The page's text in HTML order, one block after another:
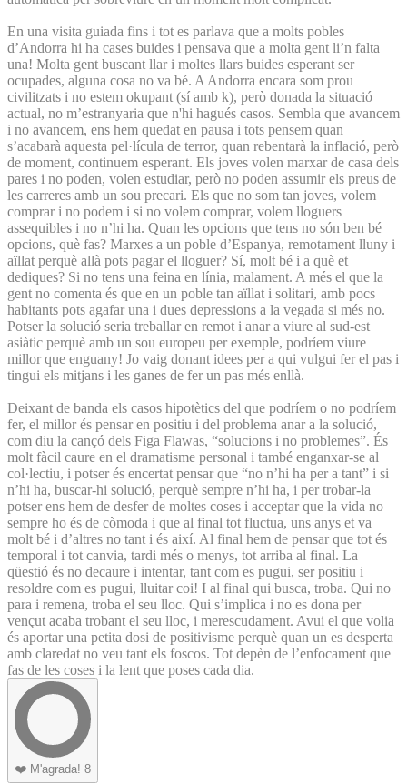
En una visita guiada fins i tot es parlava que a molts pobles
d’Andorra hi ha cases buides i pensava que a molta gent li’n falta
una! Molta gent buscant llar i moltes llars buides esperant ser
ocupades, alguna cosa no va bé. A Andorra encara som prou
civilitzats i no estem okupant (sí amb k), però donada la situació
actual, no m’estranyaria que n'hi hagués casos. Sembla que avancem
i no avancem, ens hem quedat en pausa i tots pensem quan
s’acabarà aquesta pel·lícula de terror, quan rebentarà la inflació, però
de moment, continuem esperant. Els joves volen marxar de casa dels
pares i no poden, volen estudiar, però no poden assumir els preus de
les carreres amb un sou precari. Els que no som tan joves, volem
comprar i no podem i si no volem comprar, volem lloguers
assequibles i no n’hi ha. Quan les opcions que tens no són ben bé
opcions, què fas? Marxes a un poble d’Espanya, remotament lluny i
aïllat perquè allà pots pagar el lloguer? Sí, molt bé i a què et
dediques? Si no tens una feina en línia, malament. A més el que la
gent no comenta és que en un poble tan aïllat i solitari, amb pocs
habitants pots agafar una i dues depressions a la vegada si més no.
Potser la solució seria treballar en remot i anar a viure al sud-est
asiàtic perquè amb un sou europeu per exemple, podríem viure
millor que enguany! Jo vaig donant idees per a qui vulgui fer el pas i
tingui els mitjans i les ganes de fer un pas més enllà.
Deixant de banda els casos hipotètics del que podríem o no podríem
fer, el millor és pensar en positiu i del problema anar a la solució,
com diu la cançó dels Figa Flawas, “solucions i no problemes”. És
molt fàcil caure en el dramatisme personal i també enganxar-se al
col·lectiu, i potser és encertat pensar que “no n’hi ha per a tant” i si
n’hi ha, buscar-hi solució, perquè sempre n’hi ha, i per trobar-la
potser ens hem de desfer de moltes coses i acceptar que la vida no
sempre ho és de còmoda i que al final tot fluctua, uns anys et va
molt bé i d’altres no tant i és així. Al final hem de pensar que tot és
temporal i tot canvia, tardi més o menys, tot arriba al final. La
qüestió és no decaure i intentar, tant com es pugui, ser positiu i
resoldre com es pugui, lluitar coi! I al final qui busca, troba. Qui no
para i remena, troba el seu lloc. Qui s’implica i no es dona per
vençut acaba trobant el seu lloc, i merescudament. Avui el que volia
és aportar una petita dosi de positivisme perquè quan un es desperta
amb claredat no veu tant els foscos. Tot depèn de l’enfocament que
fas de les coses i la lent que poses cada dia.
❤️ M'agrada! 8